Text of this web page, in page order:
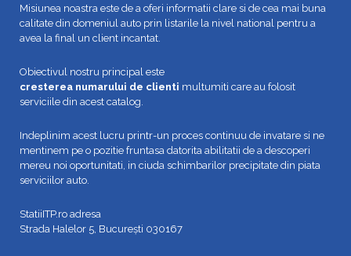
Misiunea noastra este de a oferi informatii clare si de cea mai buna
calitate din domeniul auto prin listarile la nivel national pentru a
avea la final un client incantat.
Obiectivul nostru principal este
cresterea numarului de clienti multumiti care au folosit
serviciile din acest catalog.
Indeplinim acest lucru printr-un proces continuu de invatare si ne
mentinem pe o pozitie fruntasa datorita abilitatii de a descoperi
mereu noi oportunitati, in ciuda schimbarilor precipitate din piata
serviciilor auto.
StatiiITP.ro adresa
Strada Halelor 5, București 030167